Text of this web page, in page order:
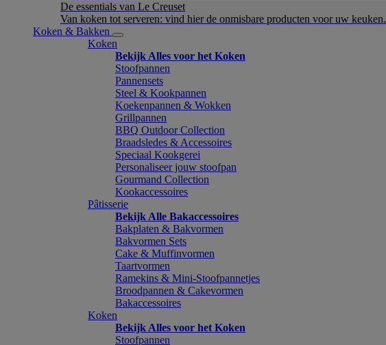
De essentials van Le Creuset
Van koken tot serveren: vind hier de onmisbare producten voor uw keuken.
Koken & Bakken
Koken
Bekijk Alles voor het Koken
Stoofpannen
Pannensets
Steel & Kookpannen
Koekenpannen & Wokken
Grillpannen
BBQ Outdoor Collection
Braadsledes & Accessoires
Speciaal Kookgerei
Personaliseer jouw stoofpan
Gourmand Collection
Kookaccessoires
Pâtisserie
Bekijk Alle Bakaccessoires
Bakplaten & Bakvormen
Bakvormen Sets
Cake & Muffinvormen
Taartvormen
Ramekins & Mini-Stoofpannetjes
Broodpannen & Cakevormen
Bakaccessoires
Koken
Bekijk Alles voor het Koken
Stoofpannen